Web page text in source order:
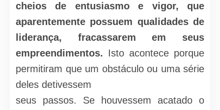
cheios de entusiasmo e vigor, que
aparentemente possuem qualidades de
liderança, fracassarem em seus
empreendimentos. Isto acontece porque
permitiram que um obstáculo ou uma série
deles detivessem
seus passos. Se houvessem acatado o